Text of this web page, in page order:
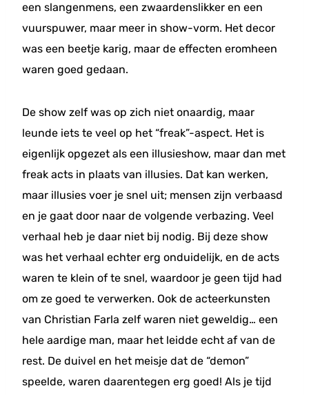
een slangenmens, een zwaardenslikker en een
vuurspuwer, maar meer in show-vorm. Het decor
was een beetje karig, maar de effecten eromheen
waren goed gedaan.
De show zelf was op zich niet onaardig, maar
leunde iets te veel op het “freak”-aspect. Het is
eigenlijk opgezet als een illusieshow, maar dan met
freak acts in plaats van illusies. Dat kan werken,
maar illusies voer je snel uit; mensen zijn verbaasd
en je gaat door naar de volgende verbazing. Veel
verhaal heb je daar niet bij nodig. Bij deze show
was het verhaal echter erg onduidelijk, en de acts
waren te klein of te snel, waardoor je geen tijd had
om ze goed te verwerken. Ook de acteerkunsten
van Christian Farla zelf waren niet geweldig… een
hele aardige man, maar het leidde echt af van de
rest. De duivel en het meisje dat de “demon”
speelde, waren daarentegen erg goed! Als je tijd